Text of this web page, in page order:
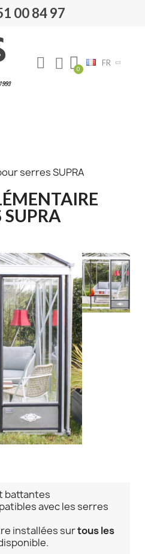
00 84 97
FR
serres SUPRA
SUPRA
battantes
avec les serres
installées surtous les